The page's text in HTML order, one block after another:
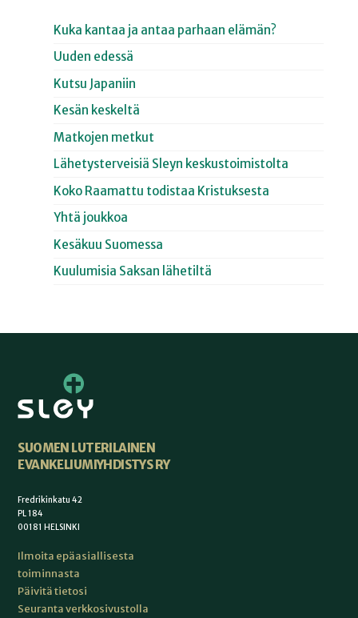
Kuka kantaa ja antaa parhaan elämän?
Uuden edessä
Kutsu Japaniin
Kesän keskeltä
Matkojen metkut
Lähetysterveisiä Sleyn keskustoimistolta
Koko Raamattu todistaa Kristuksesta
Yhtä joukkoa
Kesäkuu Suomessa
Kuulumisia Saksan lähetiltä
SUOMEN LUTERILAINEN
EVANKELIUMIYHDISTYS RY
Fredrikinkatu 42
PL 184
00181 HELSINKI
Ilmoita epäasiallisesta
toiminnasta
Päivitä tietosi
Seuranta verkkosivustolla